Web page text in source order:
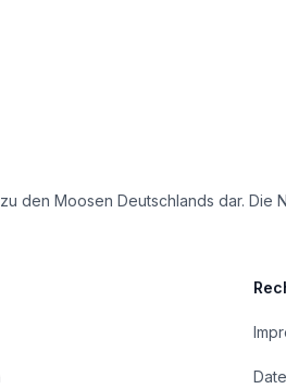
den Moosen Deutschlands dar. Die